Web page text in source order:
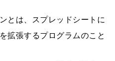
とは、スプレッドシートに
拡張するプログラムのこと